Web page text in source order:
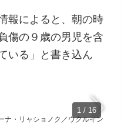
報によると、朝の時
傷の９歳の男児を含
いる」と書き込ん
1 / 16
・リャショノク／ウクルイン